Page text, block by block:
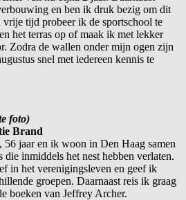
en ben ik druk bezig om dit
tijd probeer ik de sportschool te
het terras op of maak ik met lekker
Zodra de wallen onder mijn ogen zijn
snel met iedereen kennis te
foto)
Brand
jaar en ik woon in Den Haag samen
inmiddels het nest hebben verlaten.
in het verenigingsleven en geef ik
groepen. Daarnaast reis ik graag
boeken van Jeffrey Archer.